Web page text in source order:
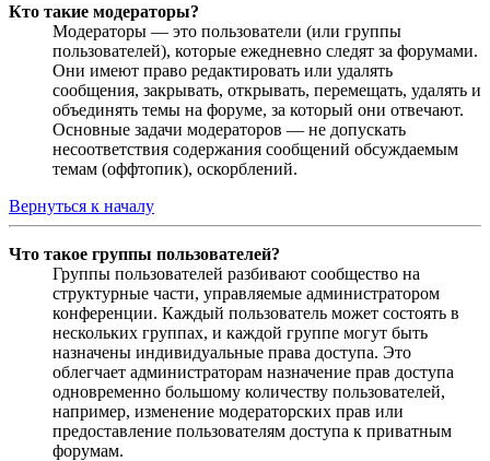
Кто такие модераторы?
Модераторы — это пользователи (или группы
пользователей), которые ежедневно следят за форумами.
Они имеют право редактировать или удалять
сообщения, закрывать, открывать, перемещать, удалять и
объединять темы на форуме, за который они отвечают.
Основные задачи модераторов — не допускать
несоответствия содержания сообщений обсуждаемым
темам (оффтопик), оскорблений.
Вернуться к началу
Что такое группы пользователей?
Группы пользователей разбивают сообщество на
структурные части, управляемые администратором
конференции. Каждый пользователь может состоять в
нескольких группах, и каждой группе могут быть
назначены индивидуальные права доступа. Это
облегчает администраторам назначение прав доступа
одновременно большому количеству пользователей,
например, изменение модераторских прав или
предоставление пользователям доступа к приватным
форумам.